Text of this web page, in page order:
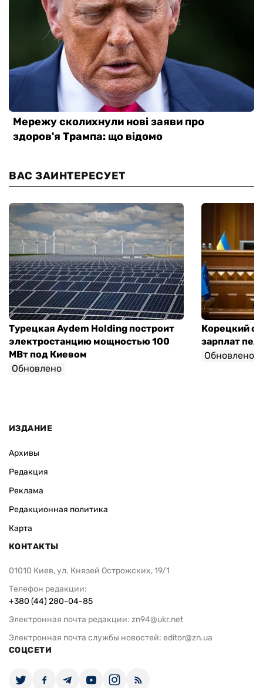
ВАС ЗАИНТЕРЕСУЕТ
Турецкая Aydem Holding построит
электростанцию мощностью 100
МВт под Киевом
Обновлено
Корецкий
зарплат
Обновлено
ИЗДАНИЕ
Архивы
Редакция
Реклама
Редакционная политика
Карта
КОНТАКТЫ
01010 Киев, ул. Князей Острожских, 19/1
Телефон редакции:
+380 (44) 280-04-85
Электронная почта редакции: zn94@ukr.net
Электронная почта службы новостей: editor@zn.ua
СОЦСЕТИ